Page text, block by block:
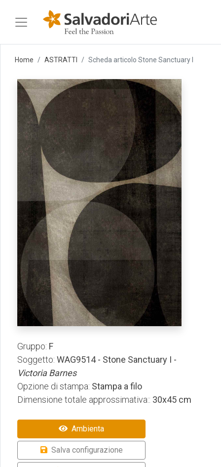
Home ASTRATTI Scheda articolo Stone Sanctuary I
Gruppo: F
Soggetto: WAG9514 - Stone Sanctuary I -
Victoria Barnes
Opzione di stampa: Stampa a filo
Dimensione totale approssimativa:: 30x45 cm
Ambienta
Salva configurazione